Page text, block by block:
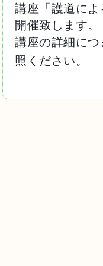
講座「護道に
開催致します。
講座の詳細につ
照ください。